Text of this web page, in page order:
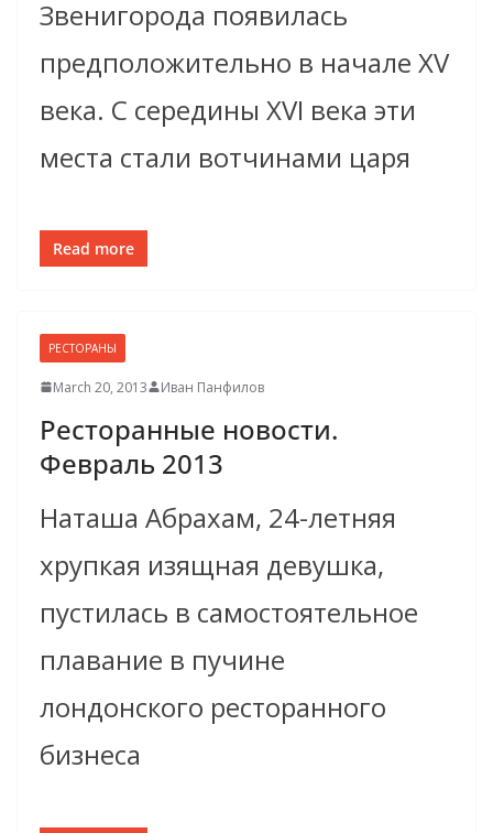
Звенигорода появилась
предположительно в начале XV
века. С середины XVI века эти
места стали вотчинами царя
Read more
РЕСТОРАНЫ
March 20, 2013 Иван Панфилов
Ресторанные новости.
Февраль 2013
Наташа Абрахам, 24-летняя
хрупкая изящная девушка,
пустилась в самостоятельное
плавание в пучине
лондонского ресторанного
бизнеса